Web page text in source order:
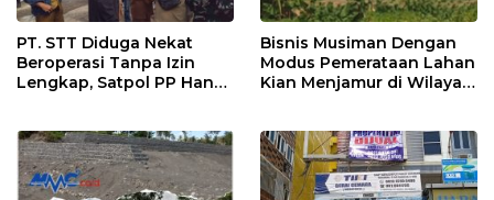
PT. STT Diduga Nekat
Beroperasi Tanpa Izin
Lengkap, Satpol PP Hanya
Bisnis Musiman Dengan
Modus Pemerataan Lahan
Kian Menjamur di Wilayah